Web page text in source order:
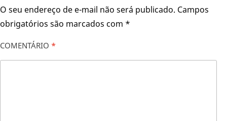
O seu endereço de e-mail não será publicado. Campos
obrigatórios são marcados com *
COMENTÁRIO *